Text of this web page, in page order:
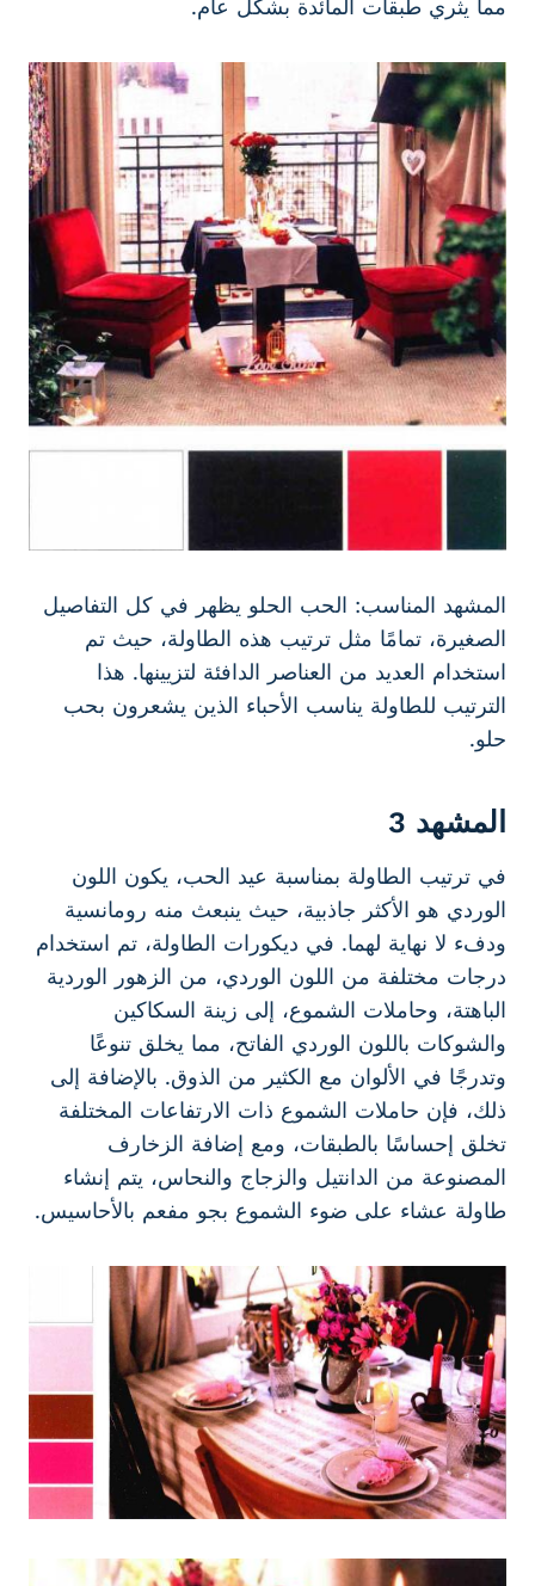
مما يثري طبقات المائدة بشكل عام.
المشهد المناسب: الحب الحلو يظهر في كل التفاصيل
الصغيرة، تمامًا مثل ترتيب هذه الطاولة، حيث تم
استخدام العديد من العناصر الدافئة لتزيينها. هذا
الترتيب للطاولة يناسب الأحباء الذين يشعرون بحب
حلو.
المشهد 3
في ترتيب الطاولة بمناسبة عيد الحب، يكون اللون
الوردي هو الأكثر جاذبية، حيث ينبعث منه رومانسية
ودفء لا نهاية لهما. في ديكورات الطاولة، تم استخدام
درجات مختلفة من اللون الوردي، من الزهور الوردية
الباهتة، وحاملات الشموع، إلى زينة السكاكين
والشوكات باللون الوردي الفاتح، مما يخلق تنوعًا
وتدرجًا في الألوان مع الكثير من الذوق. بالإضافة إلى
ذلك، فإن حاملات الشموع ذات الارتفاعات المختلفة
تخلق إحساسًا بالطبقات، ومع إضافة الزخارف
المصنوعة من الدانتيل والزجاج والنحاس، يتم إنشاء
طاولة عشاء على ضوء الشموع بجو مفعم بالأحاسيس.